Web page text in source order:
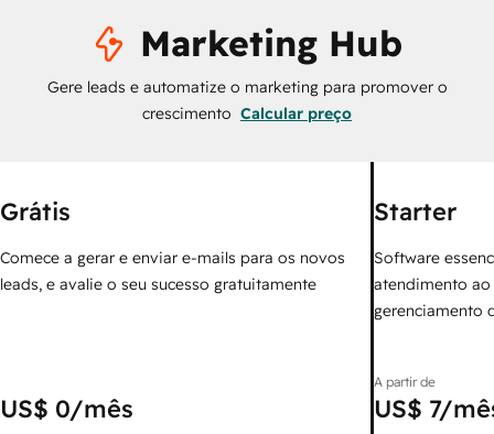
Marketing Hub
Gere leads e automatize o marketing para promover o
crescimento Calcular preço
Grátis
Comece a gerar e enviar e-mails para os novos
leads, e avalie o seu sucesso gratuitamente
US$ 0/mês
Starter
Software
atendimento
gerenciamento
A partir de
US$ 7/